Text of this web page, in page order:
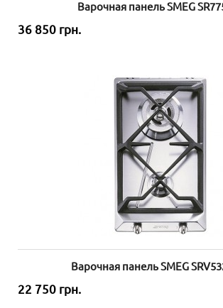
Варочная панель SMEG
36 850 грн.
Варочная панель SMEG
22 750 грн.